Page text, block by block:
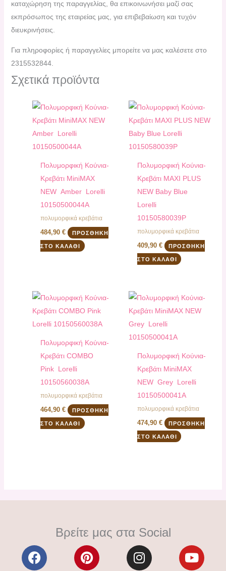
καταχώρηση της παραγγελίας, θα επικοινωνήσει μαζί σας
εκπρόσωπος της εταιρείας μας, για επιβεβαίωση και τυχόν
διευκρινήσεις.
Για πληροφορίες ή παραγγελίες μπορείτε να μας καλέσετε στο
2315532844.
Σχετικά προϊόντα
Πολυμορφική Κούνια-
Κρεβάτι ΜiniMAX
NEW Αmber Lorelli
10150500044A
πολυμορφικά κρεβάτια
484,90€ ΠΡΟΣΘΉΚΗ
ΣΤΟ ΚΑΛΆΘΙ
Πολυμορφική Κούνια-
Κρεβάτι MAXI PLUS
NEW Baby Blue
Lorelli
10150580039P
πολυμορφικά κρεβάτια
409,90 € ΠΡΟΣΘΉΚΗ
ΣΤΟ ΚΑΛΆΘΙ
Πολυμορφική Κούνια-
Κρεβάτι COMBO
Pink Lorelli
10150560038A
πολυμορφικά κρεβάτια
464,90€ ΠΡΟΣΘΉΚΗ
ΣΤΟ ΚΑΛΆΘΙ
Πολυμορφική Κούνια-
Κρεβάτι ΜiniMAX
NEW Grey Lorelli
10150500041A
πολυμορφικά κρεβάτια
474,90 € ΠΡΟΣΘΉΚΗ
ΣΤΟ ΚΑΛΆΘΙ
Βρείτε μας στα Social
F
a
P
i
I
n
Y
o